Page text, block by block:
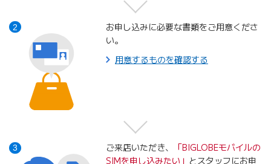
2
お申し込みに必要な書類をご用意くださ
い。
用意するものを確認する
3 ご来店いただき、
「BIGLOBEモバイルの
SIMを申し込みたい」 とスタッフにお申